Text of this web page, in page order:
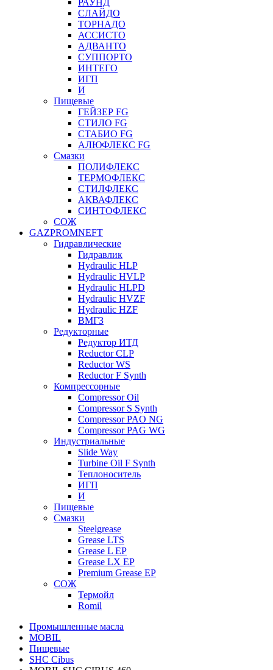
РАУНД
СЛАЙДО
ТОРНАДО
АССИСТО
АДВАНТО
СУППОРТО
ИНТЕГО
ИГП
И
Пищевые
ГЕЙЗЕР FG
СТИЛО FG
СТАБИО FG
АЛЮФЛЕКС FG
Смазки
ПОЛИФЛЕКС
ТЕРМОФЛЕКС
СТИЛФЛЕКС
АКВАФЛЕКС
СИНТОФЛЕКС
СОЖ
GAZPROMNEFT
Гидравлические
Гидравлик
Hydraulic HLP
Hydraulic HVLP
Hydraulic HLPD
Hydraulic HVZF
Hydraulic HZF
ВМГЗ
Редукторные
Редуктор ИТД
Reductor CLP
Reductor WS
Reductor F Synth
Компрессорные
Compressor Oil
Compressor S Synth
Compressor PAO NG
Compressor PAG WG
Индустриальные
Slide Way
Turbine Oil F Synth
Теплоноситель
ИГП
И
Пищевые
Смазки
Steelgrease
Grease LTS
Grease L EP
Grease LX EP
Premium Grease EP
СОЖ
Термойл
Romil
Промышленные масла
MOBIL
Пищевые
SHC Cibus